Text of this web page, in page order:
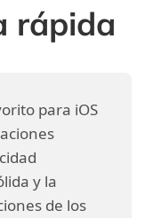
rápida
para iOS
y la
de los